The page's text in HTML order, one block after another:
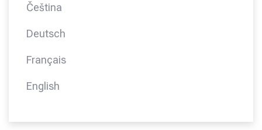
Čeština
Deutsch
Français
English